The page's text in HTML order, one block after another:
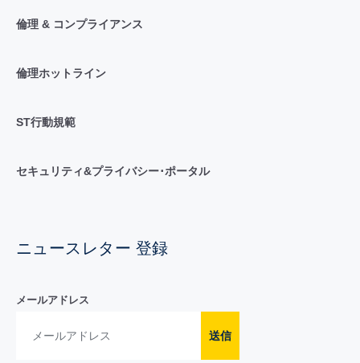
倫理 & コンプライアンス
倫理ホットライン
ST行動規範
セキュリティ&プライバシー･ポータル
ニュースレター 登録
メールアドレス
送信